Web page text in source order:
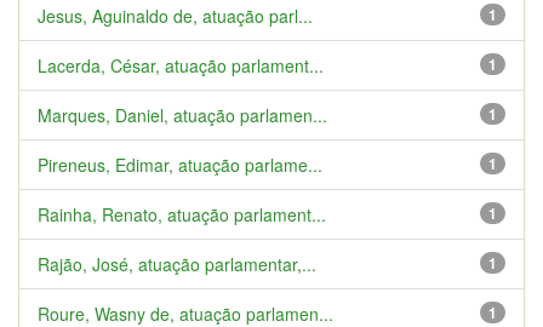
1
Jesus, Aguinaldo de, atuação parl...
1
Lacerda, César, atuação parlament...
1
Marques, Daniel, atuação parlamen...
1
Pireneus, Edimar, atuação parlame...
1
Rainha, Renato, atuação parlament...
1
Rajão, José, atuação parlamentar,...
1
Roure, Wasny de, atuação parlamen...